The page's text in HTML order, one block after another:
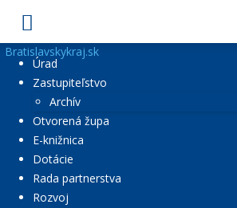
Bratislavskykraj.sk
Úrad
Zastupiteľstvo
Archív
Otvorená župa
E-knižnica
Dotácie
Rada partnerstva
Rozvoj